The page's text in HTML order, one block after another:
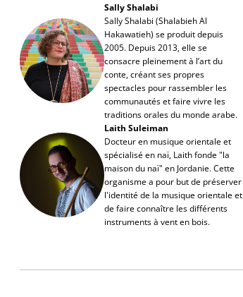
Sally Shalabi
Sally Shalabi (Shalabieh Al
Hakawatieh) se produit depuis
2005. Depuis 2013, elle se
consacre pleinement à l’art du
conte, créant ses propres
spectacles pour rassembler les
communautés et faire vivre les
traditions orales du monde arabe.
Laith Suleiman
Docteur en musique orientale et
spécialisé en naï, Laith fonde "la
maison du naï" en Jordanie. Cette
organisme a pour but de préserver
l'identité de la musique orientale et
de faire connaître les différents
instruments à vent en bois.